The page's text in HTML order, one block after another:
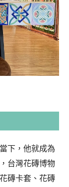
下，他就成為
台灣花磚博物
磚卡套、花磚